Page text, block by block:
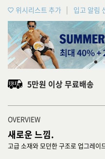
위시리스트 추가 입고 알림
5만원 이상 무료배송
OVERVIEW
새로운 느낌.
고급 소재와 모던한 구조로 업그레이